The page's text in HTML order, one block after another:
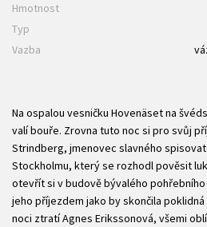
Hmotnost
Typ
Vazba
Na ospalou vesničku Hovenäset na
valí bouře. Zrovna tuto noc si pro svůj
Strindberg, jmenovec slavného
Stockholmu, který se rozhodl pověsit
otevřít si v budově bývalého
jeho příjezdem jako by skončila
noci ztratí Agnes Erikssonová, všemi